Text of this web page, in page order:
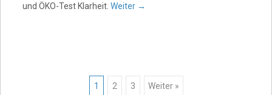
und ÖKO-Test Klarheit. Weiter →
1 2 3 Weiter »